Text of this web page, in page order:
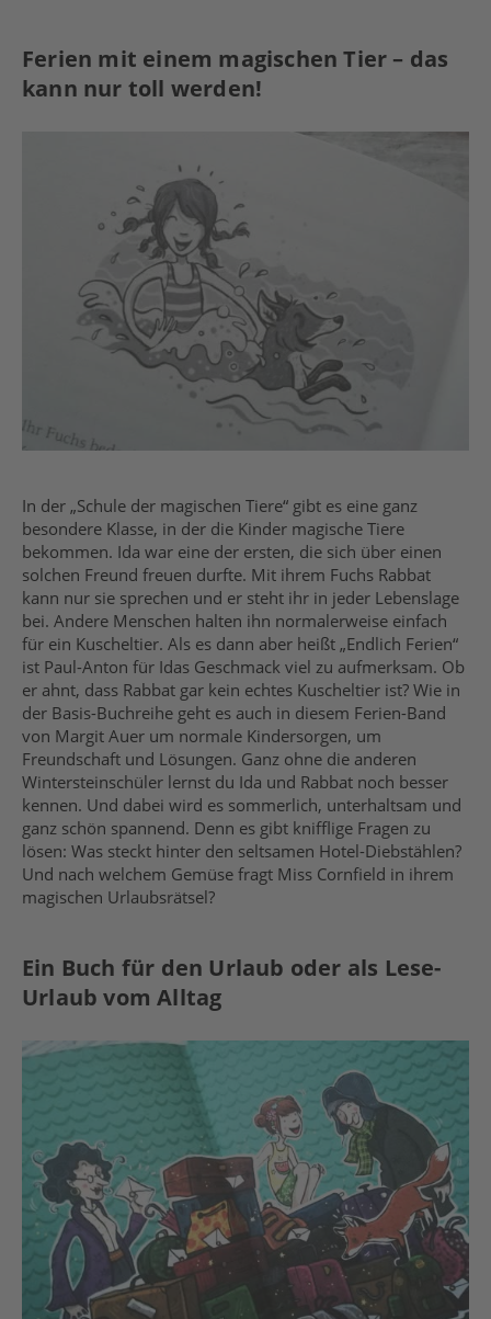
Ferien mit einem magischen Tier – das
kann nur toll werden!
In der „Schule der magischen Tiere“ gibt es eine ganz
besondere Klasse, in der die Kinder magische Tiere
bekommen. Ida war eine der ersten, die sich über einen
solchen Freund freuen durfte. Mit ihrem Fuchs Rabbat
kann nur sie sprechen und er steht ihr in jeder Lebenslage
bei. Andere Menschen halten ihn normalerweise einfach
für ein Kuscheltier. Als es dann aber heißt „Endlich Ferien“
ist Paul-Anton für Idas Geschmack viel zu aufmerksam. Ob
er ahnt, dass Rabbat gar kein echtes Kuscheltier ist? Wie in
der Basis-Buchreihe geht es auch in diesem Ferien-Band
von Margit Auer um normale Kindersorgen, um
Freundschaft und Lösungen. Ganz ohne die anderen
Wintersteinschüler lernst du Ida und Rabbat noch besser
kennen. Und dabei wird es sommerlich, unterhaltsam und
ganz schön spannend. Denn es gibt knifflige Fragen zu
lösen: Was steckt hinter den seltsamen Hotel-Diebstählen?
Und nach welchem Gemüse fragt Miss Cornfield in ihrem
magischen Urlaubsrätsel?
Ein Buch für den Urlaub oder als Lese-
Urlaub vom Alltag